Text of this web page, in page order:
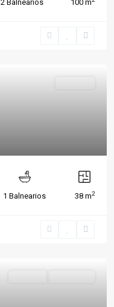
2 Balnearios 100 m
1 Balnearios 38 m2